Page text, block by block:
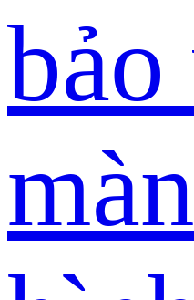
bảo
màn